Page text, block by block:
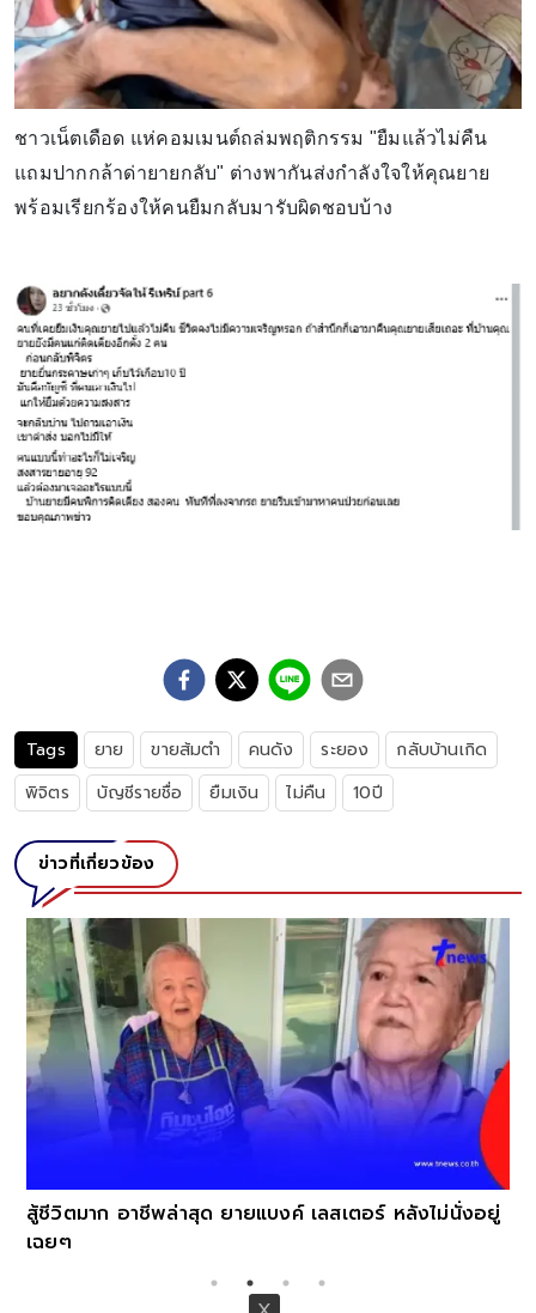
ชาวเน็ตเดือด แห่คอมเมนต์ถล่มพฤติกรรม "ยืมแล้วไม่คืน
แถมปากกล้าด่ายายกลับ" ต่างพากันส่งกำลังใจให้คุณยาย
พร้อมเรียกร้องให้คนยืมกลับมารับผิดชอบบ้าง
Tags ยาย ขายส้มตำ คนดัง ระยอง
กลับบ้านเกิด
พิจิตร
บัญชีรายชื่อ ยืมเงิน ไม่คืน 10ปี
ข่าวที่เกี่ยวข้อง
สู้ชีวิตมาก อาชีพล่าสุด ยายแบงค์ เลสเตอร์ หลังไม่นั่งอยู่
เฉยๆ